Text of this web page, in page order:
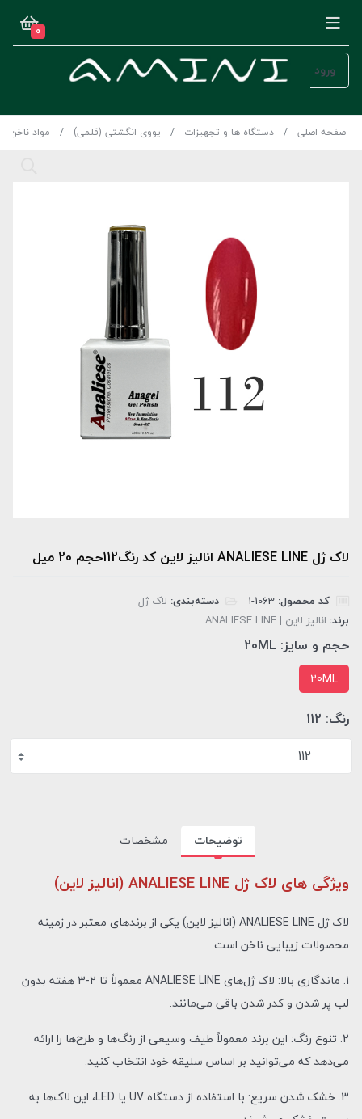
0
ورود
صفحه اصلی دستگاه ها و تجهیزات یووی انگشتی (قلمی) مواد ناخن
لاک ژل ANALIESE LINE انالیز لاین کد رنگ112حجم 20 میل
کد محصول: دسته‌بندی: لاک ژل
برند: انالیز لاین | ANALIESE LINE
حجم و سایز: 20ML
20ML
رنگ: 112
112
توضیحات مشخصات
ویژگی های لاک ژل ANALIESE LINE (انالیز لاین)
لاک ژل ANALIESE LINE (انالیز لاین) یکی از برندهای معتبر در زمینه
محصولات زیبایی ناخن است.
1. ماندگاری بالا: لاک ژل‌های ANALIESE LINE معمولاً تا 2-3 هفته بدون
لب پر شدن و کدر شدن باقی می‌مانند.
2. تنوع رنگ: این برند معمولاً طیف وسیعی از رنگ‌ها و طرح‌ها را ارائه
می‌دهد که می‌توانید بر اساس سلیقه خود انتخاب کنید.
3. خشک شدن سریع: با استفاده از دستگاه UV یا LED، این لاک‌ها به